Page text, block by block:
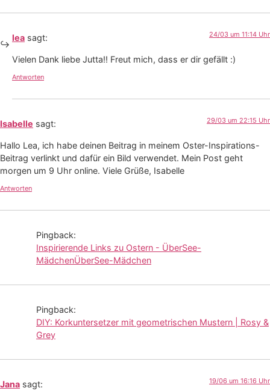
lea sagt: 24/03 um 11:14 Uhr
Vielen Dank liebe Jutta!! Freut mich, dass er dir gefällt :)
Antworten
Isabelle sagt: 29/03 um 22:15 Uhr
Hallo Lea, ich habe deinen Beitrag in meinem Oster-Inspirations-
Beitrag verlinkt und dafür ein Bild verwendet. Mein Post geht
morgen um 9 Uhr online. Viele Grüße, Isabelle
Antworten
Pingback:
Inspirierende Links zu Ostern - ÜberSee-
MädchenÜberSee-Mädchen
Pingback:
DIY: Korkuntersetzer mit geometrischen Mustern | Rosy &
Grey
Jana sagt: 19/06 um 16:16 Uhr